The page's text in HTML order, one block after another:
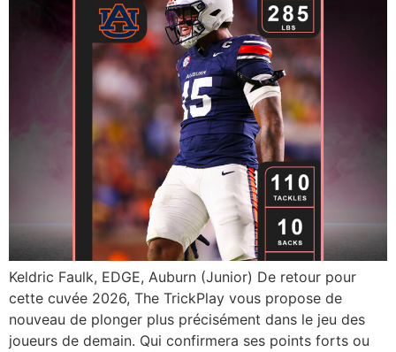
Keldric Faulk, EDGE, Auburn (Junior) De retour pour
cette cuvée 2026, The TrickPlay vous propose de
nouveau de plonger plus précisément dans le jeu des
joueurs de demain. Qui confirmera ses points forts ou